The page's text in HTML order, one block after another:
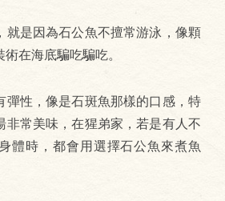
就是因為石公魚不擅常游泳，像顆
在海底騙吃騙吃。
彈性，像是石斑魚那樣的口感，特
非常美味，在猩弟家，若是有人不
體時，都會用選擇石公魚來煮魚